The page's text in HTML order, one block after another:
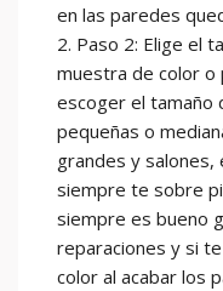
en las paredes
Paso 2: Elige el
muestra de color o
escoger el tamaño
pequeñas o
grandes y salones,
siempre te sobre
siempre es bueno
reparaciones y si
color al acabar los